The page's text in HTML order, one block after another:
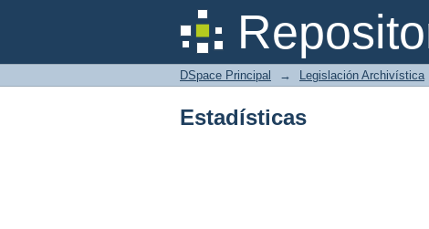
Estadísticas
DSpace Principal → Legislación Archivística
Estadísticas